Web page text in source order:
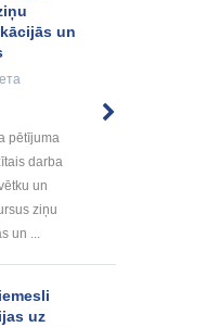
un
pētījuma
darba
un
ziņu
un ...
uz